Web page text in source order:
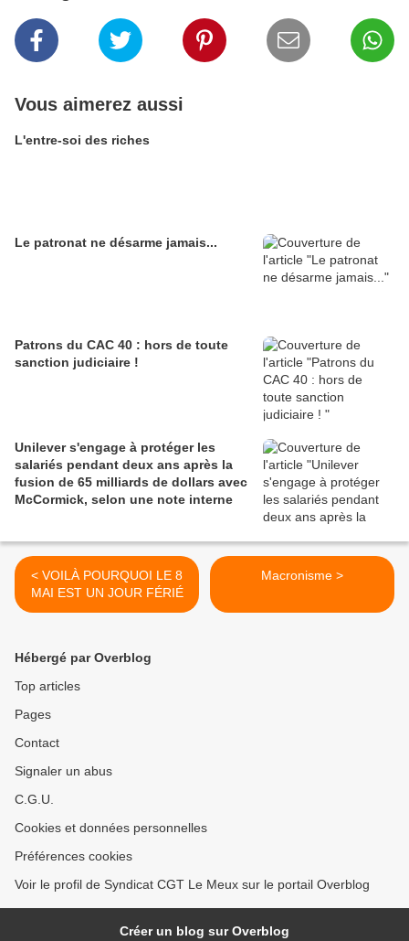
Vous aimerez aussi
L'entre-soi des riches
Le patronat ne désarme jamais...
Patrons du CAC 40 : hors de toute
sanction judiciaire !
Unilever s'engage à protéger les
salariés pendant deux ans après la
fusion de 65 milliards de dollars avec
McCormick, selon une note interne
< VOILÀ POURQUOI LE 8
MAI EST UN JOUR FÉRIÉ
Macronisme >
Hébergé par Overblog
Top articles
Pages
Contact
Signaler un abus
C.G.U.
Cookies et données personnelles
Préférences cookies
Voir le profil de Syndicat CGT Le Meux sur le portail Overblog
Créer un blog sur Overblog